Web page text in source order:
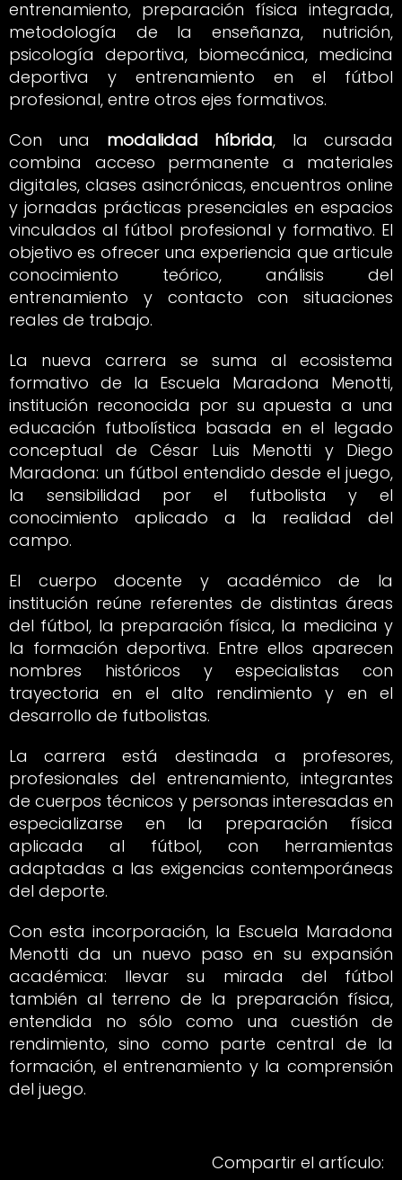
entrenamiento, preparación física integrada,
metodología de la enseñanza, nutrición,
psicología deportiva, biomecánica, medicina
deportiva y entrenamiento en el fútbol
profesional, entre otros ejes formativos.
Con una modalidad híbrida, la cursada
combina acceso permanente a materiales
digitales, clases asincrónicas, encuentros online
y jornadas prácticas presenciales en espacios
vinculados al fútbol profesional y formativo. El
objetivo es ofrecer una experiencia que articule
conocimiento teórico, análisis del
entrenamiento y contacto con situaciones
reales de trabajo.
La nueva carrera se suma al ecosistema
formativo de la Escuela Maradona Menotti,
institución reconocida por su apuesta a una
educación futbolística basada en el legado
conceptual de César Luis Menotti y Diego
Maradona: un fútbol entendido desde el juego,
la sensibilidad por el futbolista y el
conocimiento aplicado a la realidad del
campo.
El cuerpo docente y académico de la
institución reúne referentes de distintas áreas
del fútbol, la preparación física, la medicina y
la formación deportiva. Entre ellos aparecen
nombres históricos y especialistas con
trayectoria en el alto rendimiento y en el
desarrollo de futbolistas.
La carrera está destinada a profesores,
profesionales del entrenamiento, integrantes
de cuerpos técnicos y personas interesadas en
especializarse en la preparación física
aplicada al fútbol, con herramientas
adaptadas a las exigencias contemporáneas
del deporte.
Con esta incorporación, la Escuela Maradona
Menotti da un nuevo paso en su expansión
académica: llevar su mirada del fútbol
también al terreno de la preparación física,
entendida no sólo como una cuestión de
rendimiento, sino como parte central de la
formación, el entrenamiento y la comprensión
del juego.
Compartir el artículo: